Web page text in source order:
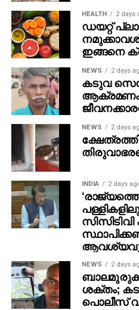
സംഗീതം – മുജീബ് മജീദ്,
ലൈൻ പ്രൊഡ്യൂസർ-
കൺട്രോളർ- അരോമ
ഡിസൈനർ- ഷാജി
ആർ രാജാകൃഷ്ണൻ, ചീഫ്
ബോസ്, മേക്കപ്പ്- അമൽ
സെബാസ്റ്റ്യൻ,
വരികൾ – വിനായക്
കളറിസ്റ്റ് – ലിജു പ്രഭാകർ,
സന്തോഷ്, സൗണ്ട്
വിഎഫ്എക്സ്
രാജു, വിഎഫ്എക്സ്
ജോ, വിഎഫ്എക്സ് – വിശ്വ
സൗണ്ട് – സപ്ത റെക്കോർഡ്സ്,
ടൈറ്റിൽ ഡിസൈൻ – ആഷിഫ്
ഡിസൈൻസ്- ആൻ്റണി
ഡിജിറ്റൽ മാർക്കറ്റിംഗ്-
ഡിസ്ട്രിബൂഷൻ
പിആർഓ – വൈശാഖ് സി
അനിൽകുമാർ.
HEALTH 2 days
ഡയറ്റ്
ഇങ്ങനെ
NEWS 2 days
കടുവ
NEWS 2 days
INDIA 2 days
NEWS 2 days
ശക്തം;
പൊലീസ്